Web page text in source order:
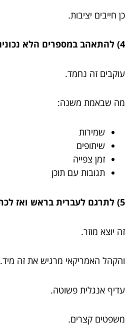
כן חייבים יציבות.
4) להתאהב במספרים הלא נכונים
עוקבים זה נחמד.
מה שבאמת משנה:
שמירות
שיתופים
זמן צפייה
תגובות עם תוכן
5) לתרגם לעברית בראש ואז לכתוב באנגלית
זה יוצא מוזר.
והקהל האמריקאי מרגיש את זה מיד.
עדיף אנגלית פשוטה.
משפטים קצרים.